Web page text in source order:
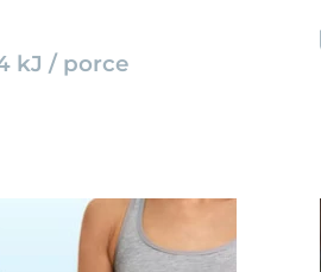
kJ / porce